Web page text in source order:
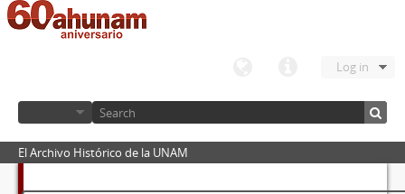
Log in
El Archivo Histórico de la UNAM